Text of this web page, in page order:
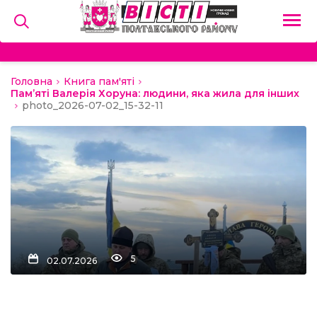
сектор
Головна
Книга пам'яті
Пам’яті Валерія Хоруна: людини, яка жила для інших
photo_2026-07-02_15-32-11
02.07.2026 5